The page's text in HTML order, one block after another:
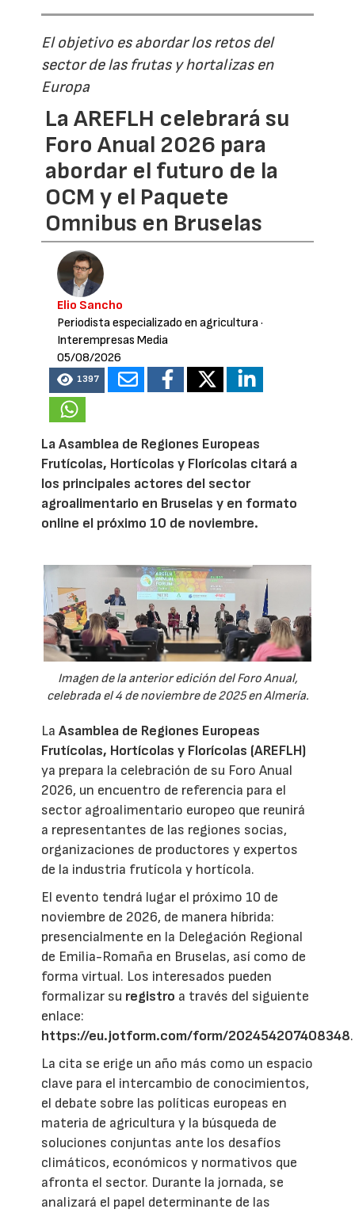
El objetivo es abordar los retos del
sector de las frutas y hortalizas en
Europa
La AREFLH celebrará su
Foro Anual 2026 para
abordar el futuro de la
OCM y el Paquete
Omnibus en Bruselas
Elio Sancho
Periodista especializado en agricultura·
Interempresas Media
05/08/2026
1397
La Asamblea de Regiones Europeas
Frutícolas, Hortícolas y Florícolas citará a
los principales actores del sector
agroalimentario en Bruselas y en formato
online el próximo 10 de noviembre.
Imagen de la anterior edición del Foro Anual,
celebrada el 4 de noviembre de 2025 en Almería.
LaAsamblea de Regiones Europeas
Frutícolas, Hortícolas y Florícolas (AREFLH)
ya prepara la celebración de su Foro Anual
2026, un encuentro de referencia para el
sector agroalimentario europeo que reunirá
a representantes de las regiones socias,
organizaciones de productores y expertos
de la industria frutícola y hortícola.
El evento tendrá lugar el próximo 10 de
noviembre de 2026, de manera híbrida:
presencialmente en la Delegación Regional
de Emilia-Romaña en Bruselas, así como de
forma virtual. Los interesados pueden
formalizar su registro a través del siguiente
enlace:
https://eu.jotform.com/form/202454207408348.
La cita se erige un año más como un espacio
clave para el intercambio de conocimientos,
el debate sobre las políticas europeas en
materia de agricultura y la búsqueda de
soluciones conjuntas ante los desafíos
climáticos, económicos y normativos que
afronta el sector. Durante la jornada, se
analizará el papel determinante de las